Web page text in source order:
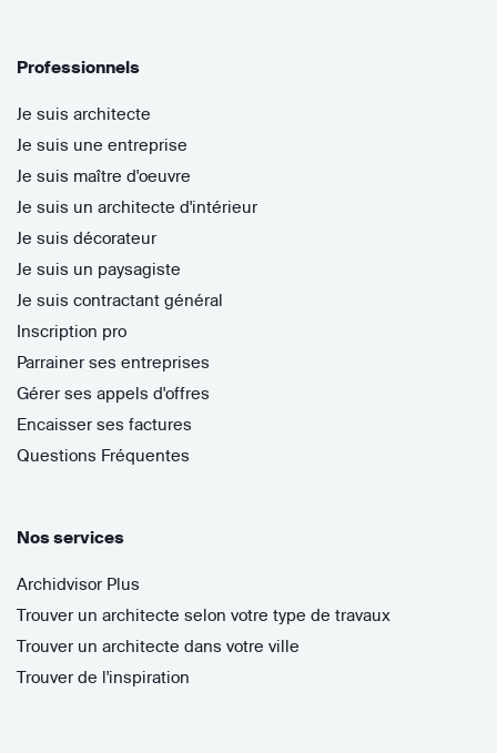
Professionnels
Je suis architecte
Je suis une entreprise
Je suis maître d'oeuvre
Je suis un architecte d'intérieur
Je suis décorateur
Je suis un paysagiste
Je suis contractant général
Inscription pro
Parrainer ses entreprises
Gérer ses appels d'offres
Encaisser ses factures
Questions Fréquentes
Nos services
Archidvisor Plus
Trouver un architecte selon votre type de travaux
Trouver un architecte dans votre ville
Trouver de l'inspiration